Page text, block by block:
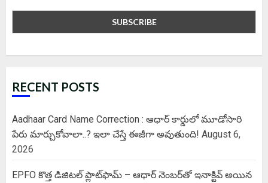
RECENT POSTS
Aadhaar Card Name Correction : ఆధార్ కార్డులో మూడోసారి
పేరు మార్చుకోవాలా..? ఇలా చేస్తే ఈజీగా అవుతుంది! August 6,
2026
EPFO కొత్త డిజిటల్ ప్లాట్‌ఫామ్‌ – ఆధార్ నెంబర్‌తో ఇనాక్టివ్ అయిన